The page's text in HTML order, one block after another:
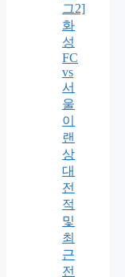
그2]
화
성
FC
vs
서
울
이
랜
상
대
전
적
및
최
근
전